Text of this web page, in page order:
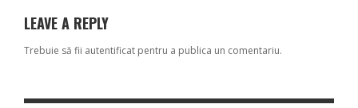
LEAVE A REPLY
Trebuie să fii autentificat pentru a publica un comentariu.